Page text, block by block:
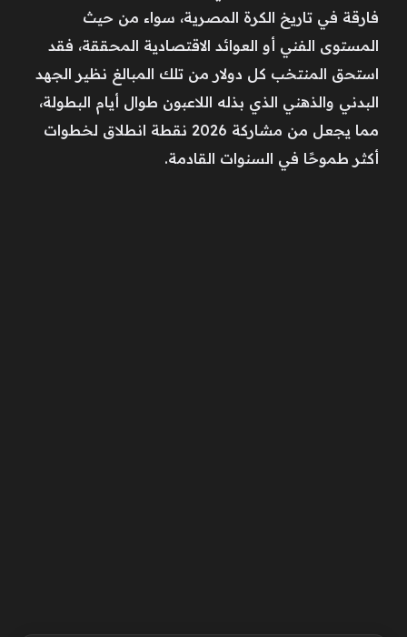
فارقة في تاريخ الكرة المصرية، سواء من حيث
المستوى الفني أو العوائد الاقتصادية المحققة، فقد
استحق المنتخب كل دولار من تلك المبالغ نظير الجهد
البدني والذهني الذي بذله اللاعبون طوال أيام البطولة،
مما يجعل من مشاركة 2026 نقطة انطلاق لخطوات
أكثر طموحًا في السنوات القادمة.